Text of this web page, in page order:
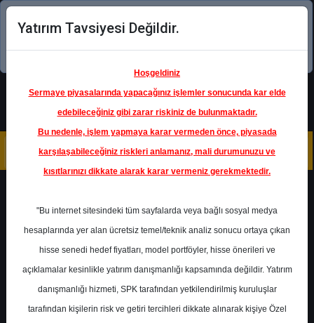
Şimdi uygulamayı indirin!
Ana Sayfa Raporlar
İnfo Yatırım
Rapor Detay
AKSEN - Toplantı Notları
Yatırım Tavsiyesi Değildir.
Hoşgeldiniz
Sermaye piyasalarında yapacağınız işlemler sonucunda kar elde
edebileceğiniz gibi zarar riskiniz de bulunmaktadır.
Bu nedenle, işlem yapmaya karar vermeden önce, piyasada
karşılaşabileceğiniz riskleri anlamanız, mali durumunuzu ve
kısıtlarınızı dikkate alarak karar vermeniz gerekmektedir.
"Bu internet sitesindeki tüm sayfalarda veya bağlı sosyal medya
hesaplarında yer alan ücretsiz temel/teknik analiz sonucu ortaya çıkan
hisse senedi hedef fiyatları, model portföyler, hisse önerileri ve
açıklamalar kesinlikle yatırım danışmanlığı kapsamında değildir. Yatırım
danışmanlığı hizmeti, SPK tarafından yetkilendirilmiş kuruluşlar
tarafından kişilerin risk ve getiri tercihleri dikkate alınarak kişiye Özel